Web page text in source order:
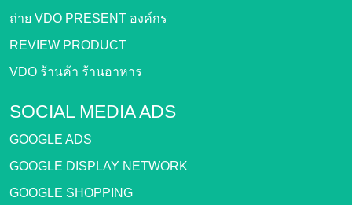
ถ่าย VDO PRESENT องค์กร
REVIEW PRODUCT
VDO ร้านค้า ร้านอาหาร
SOCIAL MEDIA ADS
GOOGLE ADS
GOOGLE DISPLAY NETWORK
GOOGLE SHOPPING